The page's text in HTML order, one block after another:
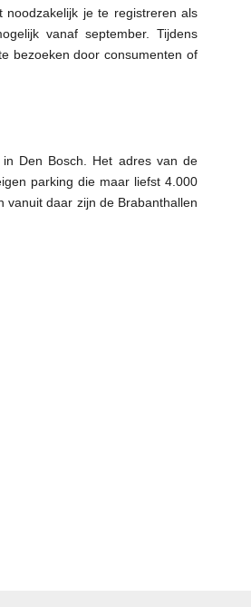
je te registreren als
vanaf september. Tijdens
bezoeken door consumenten of
Den Bosch. Het adres van de
parking die maar liefst 4.000
vanuit daar zijn de Brabanthallen